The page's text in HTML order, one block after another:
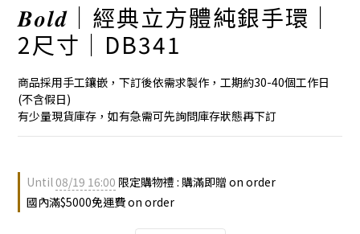
𝑩𝒐𝒍𝒅｜經典立方體純銀手環｜
2尺寸｜DB341
商品採用手工鑲嵌，下訂後依需求製作，工期約30-40個工作日
(不含假日)
有少量現貨庫存，如有急需可先詢問庫存狀態再下訂
Until08/19 16:00 限定購物禮 : 購滿即贈 on order
國內滿$5000免運費 on order